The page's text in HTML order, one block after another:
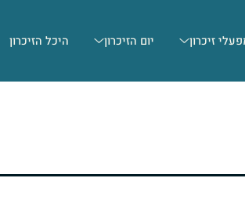
זיכרון יום הזיכרון היכל הזיכרון